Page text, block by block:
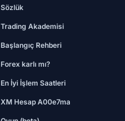
Sözlük
Trading Akademisi
Başlangıç Rehberi
Forex karlı mı?
En İyi İşlem Saatleri
XM Hesap A00e7ma